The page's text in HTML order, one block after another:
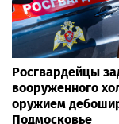
Росгвардейцы
вооруженного
оружием
Подмосковье